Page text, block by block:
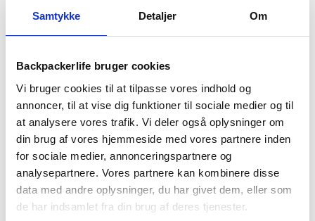
Samtykke Detaljer Om
Backpackerlife bruger cookies
Vi bruger cookies til at tilpasse vores indhold og
annoncer, til at vise dig funktioner til sociale medier og til
at analysere vores trafik. Vi deler også oplysninger om
din brug af vores hjemmeside med vores partnere inden
for sociale medier, annonceringspartnere og
analysepartnere. Vores partnere kan kombinere disse
data med andre oplysninger, du har givet dem, eller som
de har indsamlet fra din brug af deres tjenester.
BESKRIVELSE
YDERLIGERE INFORMATION
BRAND
FAQ
Denne version af ECCO’s MX outdoor-serie er en let
vandresko, som er designet med et look inspireret af
moderne streetwear. Dette gør ECCO MX til en god sko både
til hverdagsbrug, til byferie og til vandring – og dermed har du
en alsidig sko, som er god til en backpacking tur der involvere
flere typer af aktiviteter.